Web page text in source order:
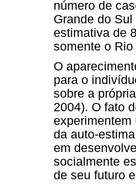
número de
Grande do
estimativa de
somente o
O
para o
sobre a
2004). O fato
da auto-
em
socialmente
de seu futuro